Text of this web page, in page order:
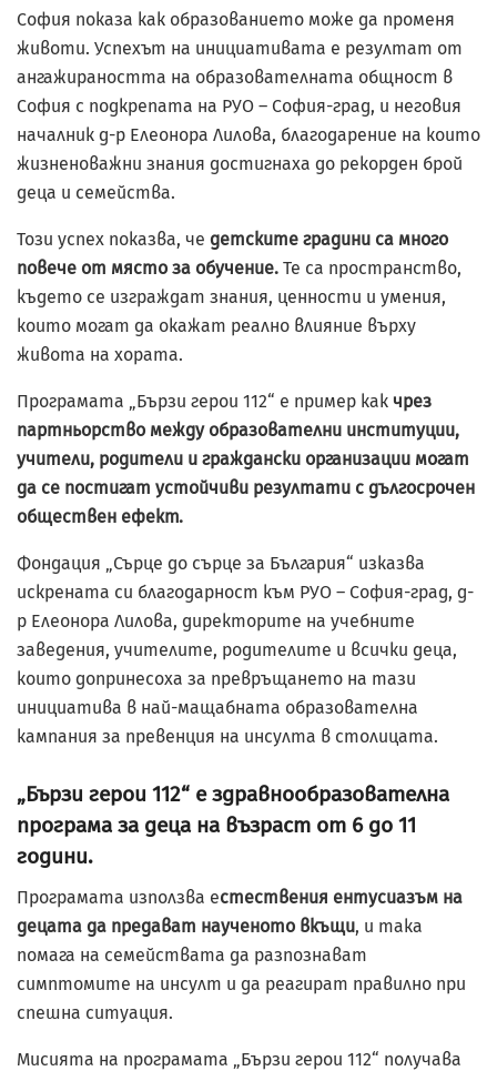
София показа как образованието може да променя
животи. Успехът на инициативата е резултат от
ангажираността на образователната общност в
София с подкрепата на РУО – София-град, и неговия
началник д-р Елеонора Лилова, благодарение на които
жизненоважни знания достигнаха до рекорден брой
деца и семейства.
Този успех показва, че детските градини са много
повече от място за обучение. Те са пространство,
където се изграждат знания, ценности и умения,
които могат да окажат реално влияние върху
живота на хората.
Програмата „Бързи герои 112“ е пример как чрез
партньорство между образователни институции,
учители, родители и граждански организации могат
да се постигат устойчиви резултати с дългосрочен
обществен ефект.
Фондация „Сърце до сърце за България“ изказва
искрената си благодарност към РУО – София-град, д-
р Елеонора Лилова, директорите на учебните
заведения, учителите, родителите и всички деца,
които допринесоха за превръщането на тази
инициатива в най-мащабната образователна
кампания за превенция на инсулта в столицата.
„Бързи герои 112“ е здравнообразователна
програма за деца на възраст от 6 до 11
години.
Програмата използва естествения ентусиазъм на
децата да предават наученото вкъщи, и така
помага на семействата да разпознават
симптомите на инсулт и да реагират правилно при
спешна ситуация.
Мисията на програмата „Бързи герои 112“ получава